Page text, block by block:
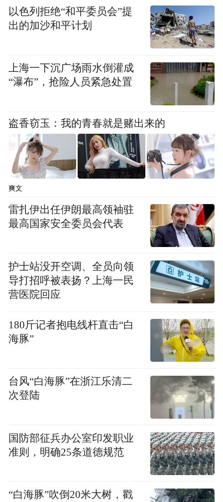
以色列拒绝“和平委员会”提
出的加沙和平计划
上海一下沉广场雨水倒灌成
“瀑布”，抢险人员紧急处置
盗香窃玉：我的青春就是赌出来的
爽文
雷扎伊出任伊朗最高领袖驻
最高国家安全委员会代表
护士站没开空调、全员向领
导打招呼被表扬？上海一民
营医院回应
180斤记者抱电线杆直击“白
海豚”
台风“白海豚”在浙江乐清二
次登陆
国防部征兵办公室印发职业
准则，明确25条道德规范
“白海豚”吹倒20米大树，戳